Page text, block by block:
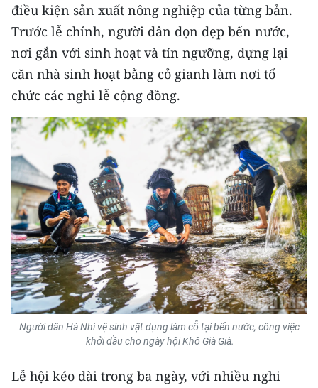
RADIO
MEDIA CENTER
E-Magazine
Video
Media Chính trị
Media Kinh tế
Media Văn hóa
Media Xã hội
Media Pháp luật
Media Du lịch
Media Thế giới
Media Thể thao
điều kiện sản xuất nông nghiệp của từng bản.
Trước lễ chính, người dân dọn dẹp bến nước,
nơi gắn với sinh hoạt và tín ngưỡng, dựng lại
căn nhà sinh hoạt bằng cỏ gianh làm nơi tổ
chức các nghi lễ cộng đồng.
Người dân Hà Nhì vệ sinh vật dụng làm cỗ tại bến nước, công việc
khởi đầu cho ngày hội Khô Già Già.
Lễ hội kéo dài trong ba ngày, với nhiều nghi